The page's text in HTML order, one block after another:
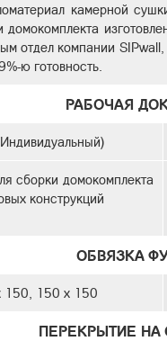
камерной
отдел компании
ю готовность.
РАБОЧАЯ
сборки домокомплекта
конструкций
ОБВЯЗКА
150, 150 х 150
ПЕРЕКРЫТИЕ НА